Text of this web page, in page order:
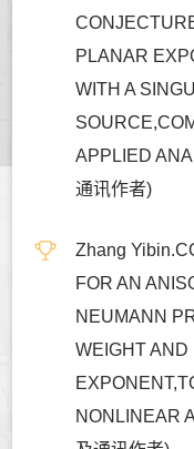
PLANAR
WITH A
APPLIED
通讯作者)
Zhang
FOR AN
NEUMANN
WEIGHT AND
NONLINEAR